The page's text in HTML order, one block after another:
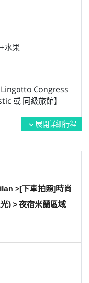
水果
Congress
或 同級旅館】
expand_more 展開詳細行程
>[下車拍照]時尚
) > 夜宿米蘭區域